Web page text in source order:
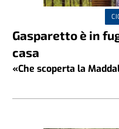
Gasparetto è in
casa
«Che scoperta la